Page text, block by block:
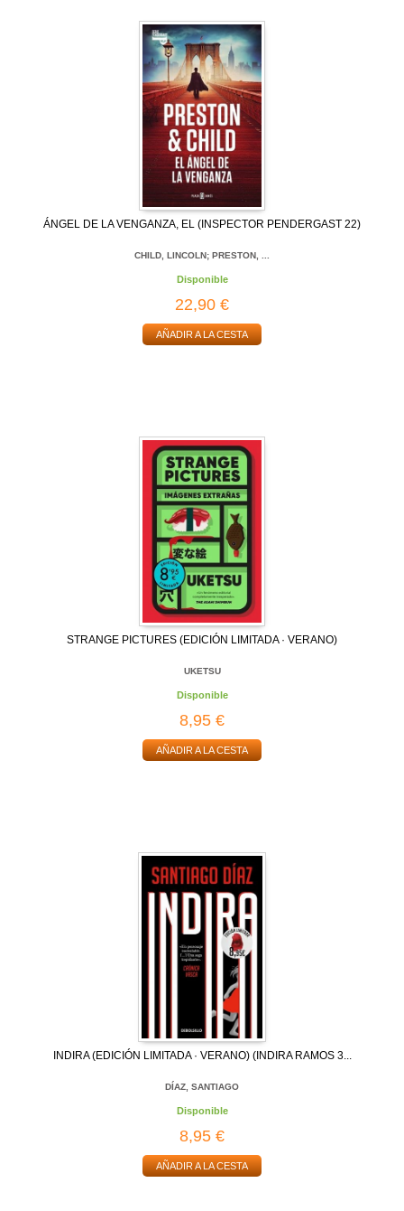
ÁNGEL DE LA VENGANZA, EL (INSPECTOR PENDERGAST 22)
CHILD, LINCOLN; PRESTON, ...
Disponible
22,90 €
AÑADIR A LA CESTA
STRANGE PICTURES (EDICIÓN LIMITADA · VERANO)
UKETSU
Disponible
8,95 €
AÑADIR A LA CESTA
INDIRA (EDICIÓN LIMITADA · VERANO) (INDIRA RAMOS 3...
DÍAZ, SANTIAGO
Disponible
8,95 €
AÑADIR A LA CESTA